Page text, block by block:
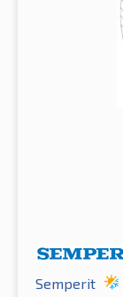
Semperit